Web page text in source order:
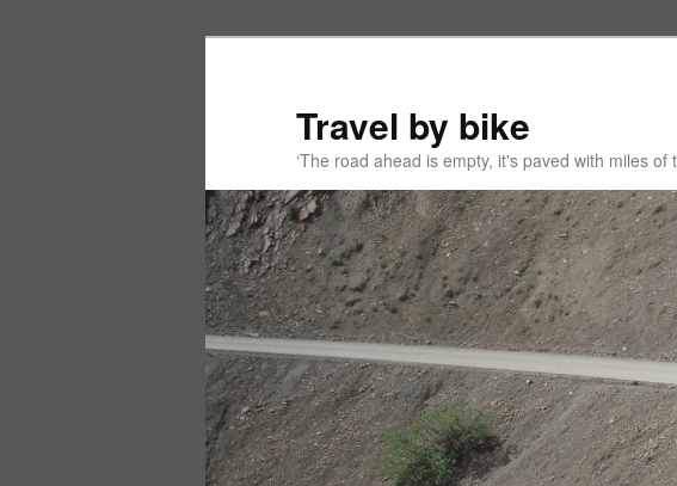
Travel by bike
‘The road ahead is empty, it's paved with miles